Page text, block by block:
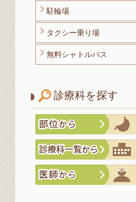
駐輪場
タクシー乗り場
無料シャトルバス
診療科を探す